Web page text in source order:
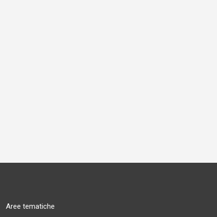
Aree tematiche